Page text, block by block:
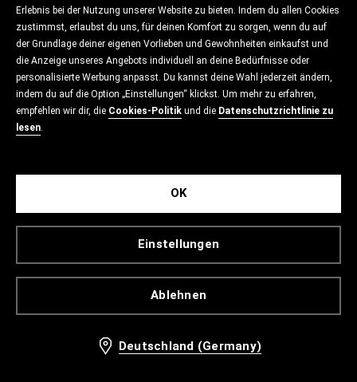
Erlebnis bei der Nutzung unserer Website zu bieten. Indem du allen Cookies
zustimmst, erlaubst du uns, für deinen Komfort zu sorgen, wenn du auf
der Grundlage deiner eigenen Vorlieben und Gewohnheiten einkaufst und
die Anzeige unseres Angebots individuell an deine Bedürfnisse oder
personalisierte Werbung anpasst. Du kannst deine Wahl jederzeit ändern,
indem du auf die Option „Einstellungen“ klickst. Um mehr zu erfahren,
empfehlen wir dir, die Cookies-Politik und die Datenschutzrichtlinie zu
lesen.
Ablehnen
Einstellungen
OK
Deutschland (Germany)